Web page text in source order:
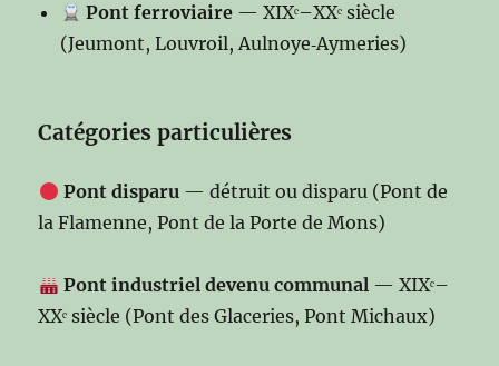
Pont ferroviaire— XIXᵉ–XXᵉ siècle
(Jeumont, Louvroil, Aulnoye‑Aymeries)
Catégories particulières
Pont disparu— détruit ou disparu (Pont de
la Flamenne, Pont de la Porte de Mons)
Pont industriel devenu communal— XIXᵉ–
XXᵉ siècle (Pont des Glaceries, Pont Michaux)